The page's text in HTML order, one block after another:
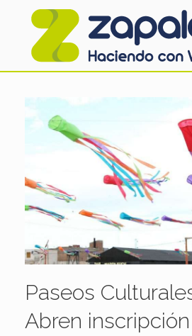
Paseos
Abren